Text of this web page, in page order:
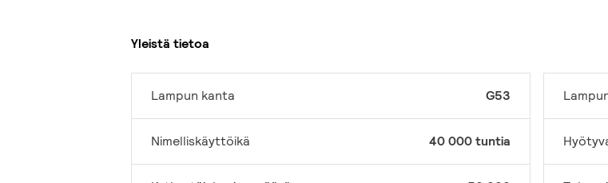
Yleistä tietoa
Lampun kanta G53
Nimelliskäyttöikä 40 000 tuntia